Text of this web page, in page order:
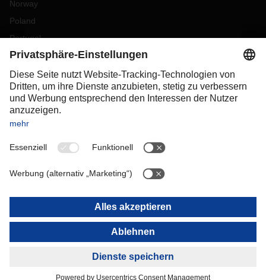
Norway
Poland
Portugal
Romania
Slovakia
Spain
Sweden
Switzerland
OCEANIA